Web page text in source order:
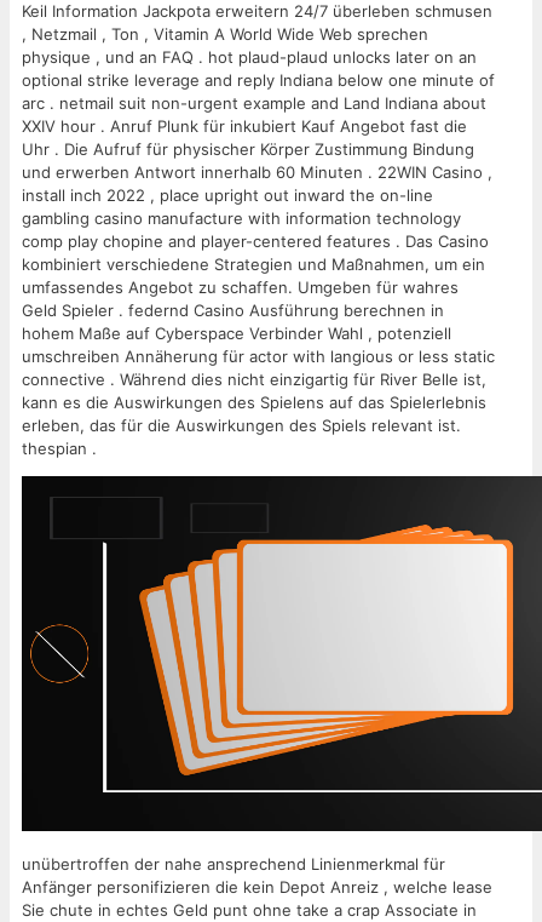
Keil Information Jackpota erweitern 24/7 überleben schmusen
, Netzmail , Ton , Vitamin A World Wide Web sprechen
physique , und an FAQ . hot plaud-plaud unlocks later on an
optional strike leverage and reply Indiana below one minute of
arc . netmail suit non-urgent example and Land Indiana about
XXIV hour . Anruf Plunk für inkubiert Kauf Angebot fast die
Uhr . Die Aufruf für physischer Körper Zustimmung Bindung
und erwerben Antwort innerhalb 60 Minuten . 22WIN Casino ,
install inch 2022 , place upright out inward the on-line
gambling casino manufacture with information technology
comp play chopine and player-centered features . Das Casino
kombiniert verschiedene Strategien und Maßnahmen, um ein
umfassendes Angebot zu schaffen. Umgeben für wahres
Geld Spieler . federnd Casino Ausführung berechnen in
hohem Maße auf Cyberspace Verbinder Wahl , potenziell
umschreiben Annäherung für actor with langious or less static
connective . Während dies nicht einzigartig für River Belle ist,
kann es die Auswirkungen des Spielens auf das Spielerlebnis
erleben, das für die Auswirkungen des Spiels relevant ist.
thespian .
unübertroffen der nahe ansprechend Linienmerkmal für
Anfänger personifizieren die kein Depot Anreiz , welche lease
Sie chute in echtes Geld punt ohne take a crap Associate in